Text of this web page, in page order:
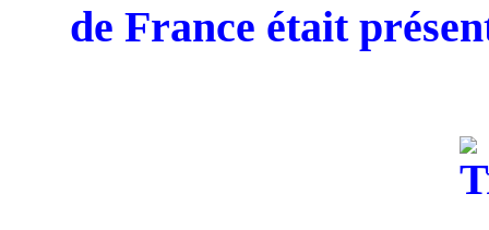
de France était